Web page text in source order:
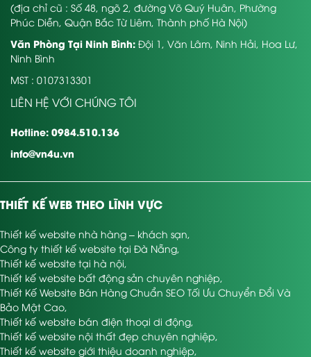
(địa chỉ cũ : Số 48, ngõ 2, đường Võ Quý Huân, Phường
Phúc Diễn, Quận Bắc Từ Liêm, Thành phố Hà Nội)
Văn Phòng Tại Ninh Bình: Đội 1, Văn Lâm, Ninh Hải, Hoa Lư,
Ninh Bình
MST : 0107313301
LIÊN HỆ VỚI CHÚNG TÔI
Hotline: 0984.510.136
info@vn4u.vn
THIẾT KẾ WEB THEO LĨNH VỰC
Thiết kế website nhà hàng – khách sạn,
Công ty thiết kế website tại Đà Nẵng,
Thiết kế website tại hà nội,
Thiết kế website bất động sản chuyên nghiệp,
Thiết Kế Website Bán Hàng Chuẩn SEO Tối Ưu Chuyển Đổi Và
Bảo Mật Cao,
Thiết kế website bán điện thoại di động,
Thiết kế website nội thất đẹp chuyên nghiệp,
Thiết kế website giới thiệu doanh nghiệp,